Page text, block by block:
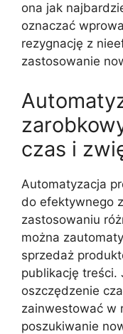
ona jak
oznaczać
rezygnację z
zastosowanie
czas i
Automatyzacja
do efektywnego
zastosowaniu
można
sprzedaż
publikację treści.
oszczędzenie
zainwestować w
poszukiwanie